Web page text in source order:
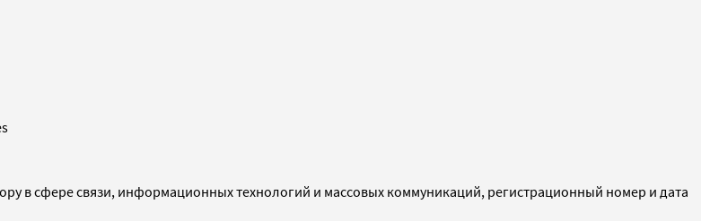
в сфере связи, информационных технологий и массовых коммуникаций, регистрационный номер и дата